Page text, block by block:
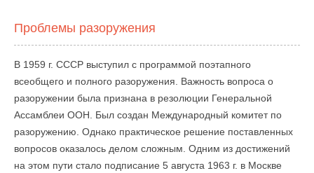
Проблемы разоружения
В 1959 г. СССР выступил с программой поэтапного
всеобщего и полного разоружения. Важность вопроса о
разоружении была признана в резолюции Генеральной
Ассамблеи ООН. Был создан Международный комитет по
разоружению. Однако практическое решение поставленных
вопросов оказалось делом сложным. Одним из достижений
на этом пути стало подписание 5 августа 1963 г. в Москве